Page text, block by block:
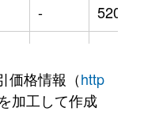
-
520m²
-
530m²
価格情報（http
加工して作成